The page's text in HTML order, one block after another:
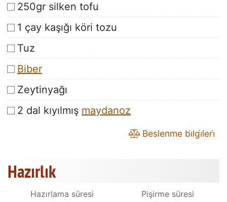
250gr silken tofu
1 çay kaşığı köri tozu
Tuz
Biber
Zeytinyağı
2 dal kıyılmış maydanoz
Beslenme bi̇lgi̇leri̇
Hazırlık
Hazırlama süresi
Pişirme süresi